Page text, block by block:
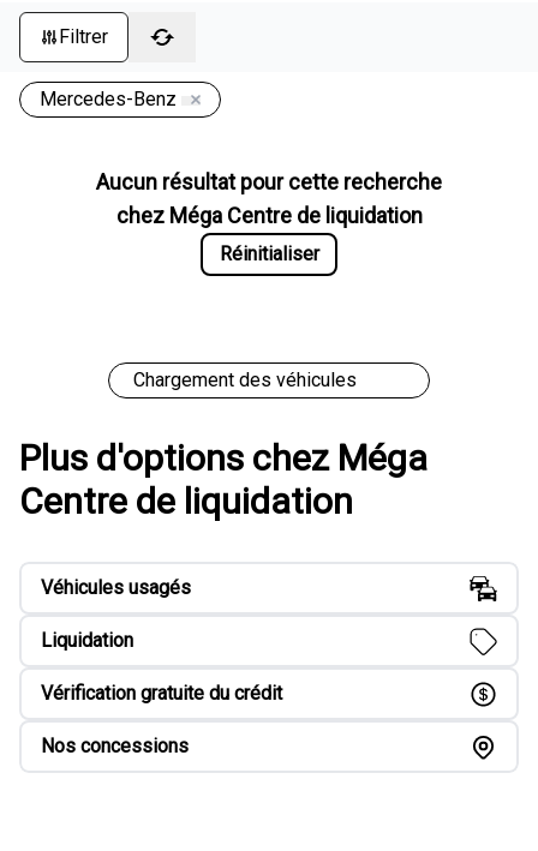
Filtrer
Mercedes-Benz
Aucun résultat pour cette recherche
chez Méga Centre de liquidation
Réinitialiser
Chargement des véhicules
Plus d'options chez Méga
Centre de liquidation
Véhicules usagés
Liquidation
Vérification gratuite du crédit
Nos concessions